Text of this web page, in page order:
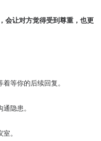
会让对方觉得受到尊重，也更
等你的后续回复。
隐患。
。